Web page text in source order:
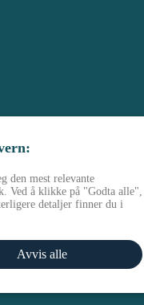
den mest relevante
Ved å klikke på "Godta alle",
detaljer finner du i
Avvis alle